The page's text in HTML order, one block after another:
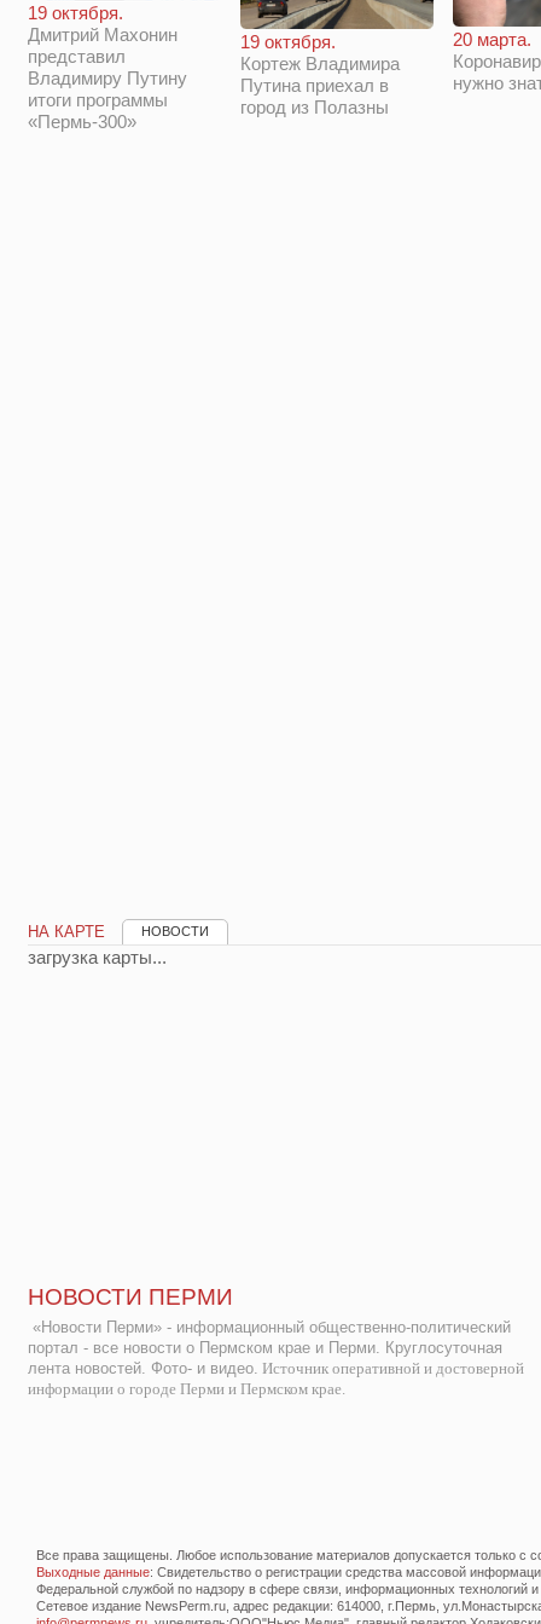
19 октября.
Дмитрий Махонин
представил
Владимиру Путину
итоги программы
«Пермь-300»
19 октября.
Кортеж Владимира
Путина приехал в
город из Полазны
20 марта.
нужно
НА КАРТЕ НОВОСТИ
загрузка карты...
НОВОСТИ ПЕРМИ
«Новости Перми» - информационный общественно-политический
портал - все новости о Пермском крае и Перми. Круглосуточная
лента новостей. Фото- и видео. Источник оперативной и достоверной
информации о городе Перми и Пермском крае.
Все права защищены. Любое использование материалов допускается только с
Выходные данные: Свидетельство о регистрации средства массовой
Федеральной службой по надзору в сфере связи, информационных технологий
Сетевое издание NewsPerm.ru, адрес редакции: 614000, г.Пермь,